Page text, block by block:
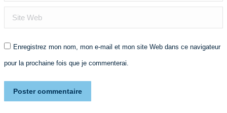
Site Web
Enregistrez mon nom, mon e-mail et mon site Web dans ce navigateur
pour la prochaine fois que je commenterai.
Poster commentaire